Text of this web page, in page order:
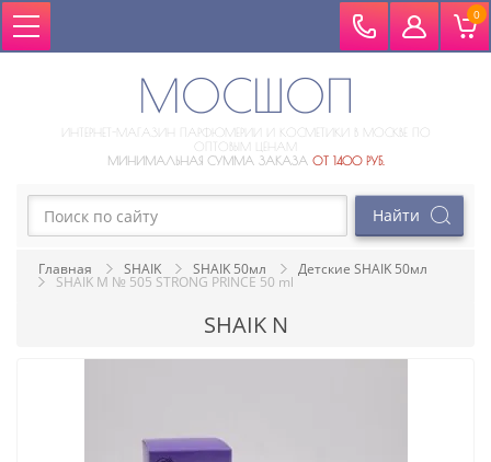
0
МОСШОП
ИНТЕРНЕТ-МАГАЗИН ПАРФЮМЕРИИ И КОСМЕТИКИ В МОСКВЕ ПО
ОПТОВЫМ ЦЕНАМ
МИНИМАЛЬНАЯ СУММА ЗАКАЗА ОТ 1400 РУБ.
Главная SHAIK SHAIK 50мл Детские SHAIK 50мл
SHAIK M № 505 STRONG PRINCE 50 ml
SHAIK N